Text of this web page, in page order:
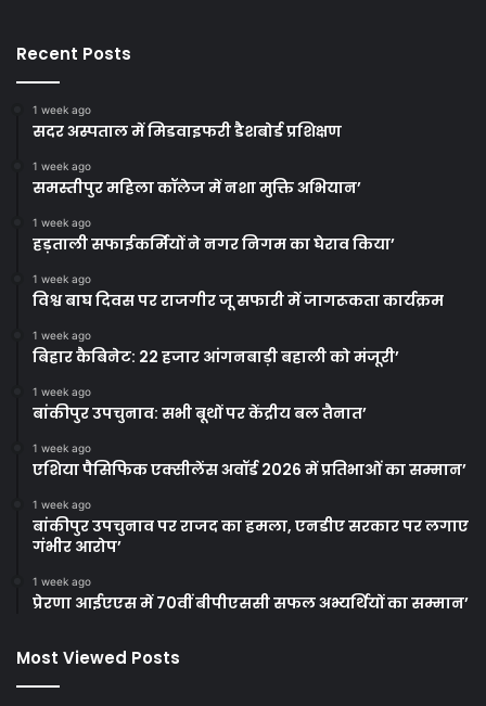
Recent Posts
1 week ago
सदर अस्पताल में मिडवाइफरी डैशबोर्ड प्रशिक्षण
1 week ago
समस्तीपुर महिला कॉलेज में नशा मुक्ति अभियान’
1 week ago
हड़ताली सफाईकर्मियों ने नगर निगम का घेराव किया’
1 week ago
विश्व बाघ दिवस पर राजगीर जू सफारी में जागरूकता कार्यक्रम
1 week ago
बिहार कैबिनेट: 22 हजार आंगनबाड़ी बहाली को मंजूरी’
1 week ago
बांकीपुर उपचुनाव: सभी बूथों पर केंद्रीय बल तैनात’
1 week ago
एशिया पैसिफिक एक्सीलेंस अवॉर्ड 2026 में प्रतिभाओं का सम्मान’
1 week ago
बांकीपुर उपचुनाव पर राजद का हमला, एनडीए सरकार पर लगाए
गंभीर आरोप’
1 week ago
प्रेरणा आईएएस में 70वीं बीपीएससी सफल अभ्यर्थियों का सम्मान’
Most Viewed Posts